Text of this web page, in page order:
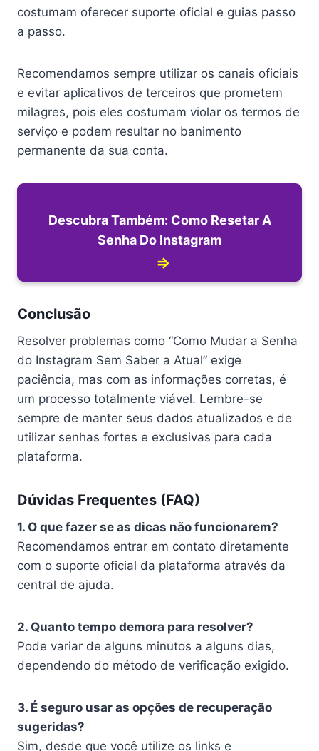
costumam oferecer suporte oficial e guias passo
a passo.
Recomendamos sempre utilizar os canais oficiais
e evitar aplicativos de terceiros que prometem
milagres, pois eles costumam violar os termos de
serviço e podem resultar no banimento
permanente da sua conta.
Descubra Também: Como Resetar A
Senha Do Instagram
⇒
Conclusão
Resolver problemas como “Como Mudar a Senha
do Instagram Sem Saber a Atual” exige
paciência, mas com as informações corretas, é
um processo totalmente viável. Lembre-se
sempre de manter seus dados atualizados e de
utilizar senhas fortes e exclusivas para cada
plataforma.
Dúvidas Frequentes (FAQ)
1. O que fazer se as dicas não funcionarem?
Recomendamos entrar em contato diretamente
com o suporte oficial da plataforma através da
central de ajuda.
2. Quanto tempo demora para resolver?
Pode variar de alguns minutos a alguns dias,
dependendo do método de verificação exigido.
3. É seguro usar as opções de recuperação
sugeridas?
Sim, desde que você utilize os links e